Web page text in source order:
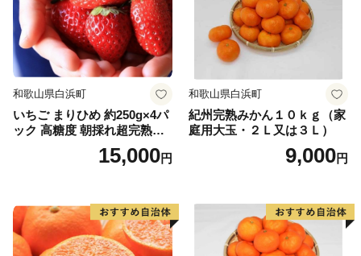
少し足をのばせば、珍しいウランガラスを展示している
妖精の森ガラス美術館もあります。
☆奥津温泉
多くの文人にも愛された風情ある山里のいで湯。良質な
美人の湯として、与謝野鉄幹・晶子夫妻、棟方志功、小
や全国からの温泉ファンを引き付けています。
☆妖精の森ガラス美術館
世界的に珍しいウランガラス専門美術館「妖精の森ガラ
ス美術館」内にあるガラス工房では、吹きガラス体験・
和歌山県白浜町
いちご まりひめ 約250g×4パ
ック 高糖度 朝採れ超完熟ま
りひめ 1月以降発送分
15,000円
和歌山県白浜町
紀州完熟みかん１０ｋｇ（家
庭用大玉・２Ｌ又は３Ｌ）
9,000円